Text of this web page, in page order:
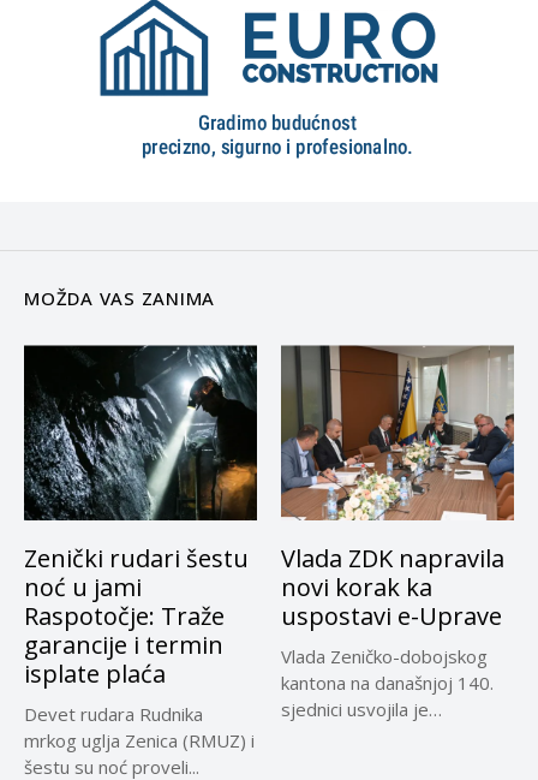
MOŽDA VAS ZANIMA
Zenički rudari šestu
noć u jami
Raspotočje: Traže
garancije i termin
isplate plaća
Devet rudara Rudnika
mrkog uglja Zenica (RMUZ) i
šestu su noć proveli...
Vlada ZDK napravila
novi korak ka
uspostavi e-Uprave
Vlada Zeničko-dobojskog
kantona na današnjoj 140.
sjednici usvojila je